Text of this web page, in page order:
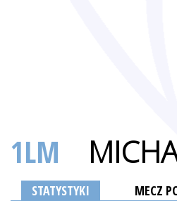
1LM
STATYSTYKI MECZ